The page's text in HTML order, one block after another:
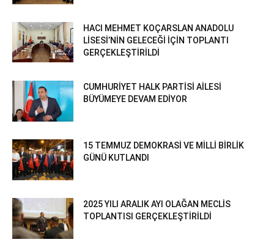
HACI MEHMET KOÇARSLAN ANADOLU
LİSESİ’NİN GELECEĞİ İÇİN TOPLANTI
GERÇEKLEŞTİRİLDİ
CUMHURİYET HALK PARTİSİ AİLESİ
BÜYÜMEYE DEVAM EDİYOR
15 TEMMUZ DEMOKRASİ VE MİLLİ BİRLİK
GÜNÜ KUTLANDI
2025 YILI ARALIK AYI OLAĞAN MECLİS
TOPLANTISI GERÇEKLEŞTİRİLDİ